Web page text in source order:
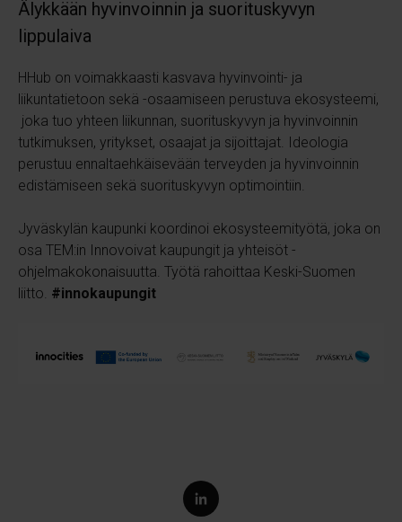
Älykkään hyvinvoinnin ja suorituskyvyn
lippulaiva
HHub on voimakkaasti kasvava hyvinvointi- ja
liikuntatietoon sekä -osaamiseen perustuva ekosysteemi,
joka tuo yhteen liikunnan, suorituskyvyn ja hyvinvoinnin
tutkimuksen, yritykset, osaajat ja sijoittajat. Ideologia
perustuu ennaltaehkäisevään terveyden ja hyvinvoinnin
edistämiseen sekä suorituskyvyn optimointiin.
Jyväskylän kaupunki koordinoi ekosysteemityötä, joka on
osa TEM:in Innovoivat kaupungit ja yhteisöt -
ohjelmakokonaisuutta. Työtä rahoittaa Keski-Suomen
liitto. #innokaupungit